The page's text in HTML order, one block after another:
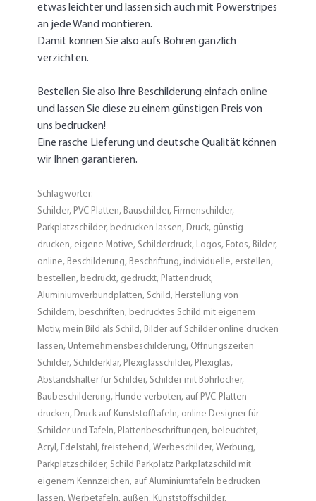
etwas leichter und lassen sich auch mit Powerstripes
an jede Wand montieren.
Damit können Sie also aufs Bohren gänzlich
verzichten.
Bestellen Sie also Ihre Beschilderung einfach online
und lassen Sie diese zu einem günstigen Preis von
uns bedrucken!
Eine rasche Lieferung und deutsche Qualität können
wir Ihnen garantieren.
Schlagwörter:
Schilder, PVC Platten, Bauschilder, Firmenschilder,
Parkplatzschilder, bedrucken lassen, Druck, günstig
drucken, eigene Motive, Schilderdruck, Logos, Fotos, Bilder,
online, Beschilderung, Beschriftung, individuelle, erstellen,
bestellen, bedruckt, gedruckt, Plattendruck,
Aluminiumverbundplatten, Schild, Herstellung von
Schildern, beschriften, bedrucktes Schild mit eigenem
Motiv, mein Bild als Schild, Bilder auf Schilder online drucken
lassen, Unternehmensbeschilderung, Öffnungszeiten
Schilder, Schilderklar, Plexiglasschilder, Plexiglas,
Abstandshalter für Schilder, Schilder mit Bohrlöcher,
Baubeschilderung, Hunde verboten, auf PVC-Platten
drucken, Druck auf Kunststofftafeln, online Designer für
Schilder und Tafeln, Plattenbeschriftungen, beleuchtet,
Acryl, Edelstahl, freistehend, Werbeschilder, Werbung,
Parkplatzschilder, Schild Parkplatz Parkplatzschild mit
eigenem Kennzeichen, auf Aluminiumtafeln bedrucken
lassen, Werbetafeln, außen, Kunststoffschilder,